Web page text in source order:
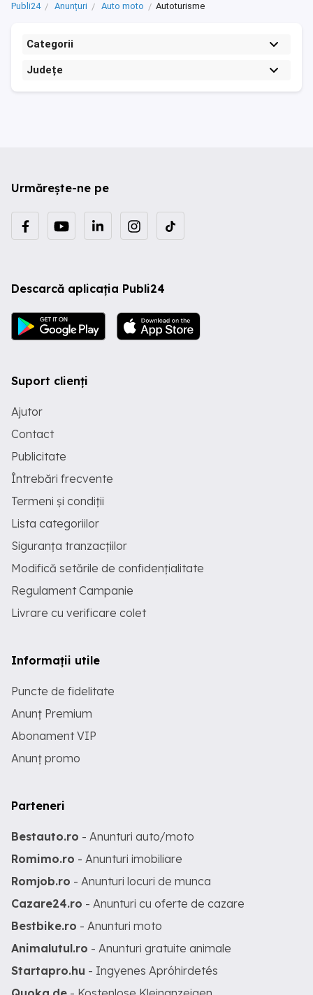
Publi24 Anunțuri Auto moto Autoturisme
Categorii
Județe
Urmărește-ne pe
Descarcă aplicația Publi24
Suport clienți
Ajutor
Contact
Publicitate
Întrebări frecvente
Termeni și condiții
Lista categoriilor
Siguranța tranzacțiilor
Modifică setările de confidențialitate
Regulament Campanie
Livrare cu verificare colet
Informații utile
Puncte de fidelitate
Anunț Premium
Abonament VIP
Anunț promo
Parteneri
Bestauto.ro - Anunturi auto/moto
Romimo.ro - Anunturi imobiliare
Romjob.ro - Anunturi locuri de munca
Cazare24.ro - Anunturi cu oferte de cazare
Bestbike.ro - Anunturi moto
Animalutul.ro - Anunturi gratuite animale
Startapro.hu - Ingyenes Apróhirdetés